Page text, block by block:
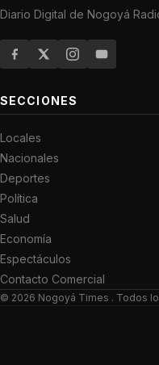
Diario Digital de Nogoyá
SECCIONES
Locales
Nacionales
Deportes
Política
Salud
Economía
Espectáculos
Contacto Comercial
© 2026 Nogoyá Times . Todos